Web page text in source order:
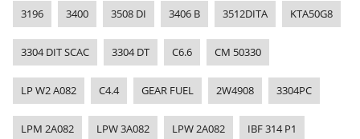
3196 3400 3508 DI 3406 B 3512DITA KTA50G8
3304 DIT SCAC 3304 DT C6.6 CM 50330
LP W2 A082 C4.4 GEAR FUEL 2W4908 3304PC
LPM 2A082 LPW 3A082 LPW 2A082 IBF 314 P1